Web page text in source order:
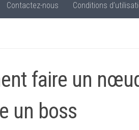
Contactez-nous Conditions
faire un
un boss